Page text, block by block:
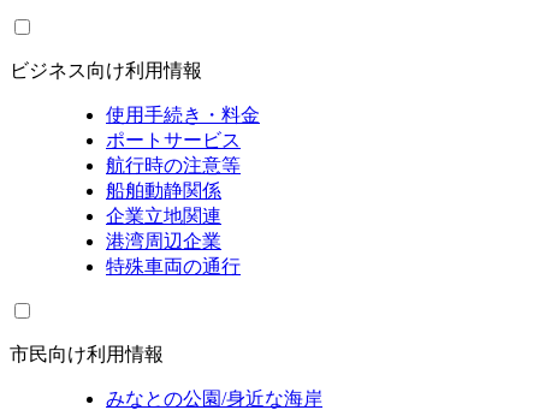
ビジネス向け利用情報
使用手続き・料金
ポートサービス
航行時の注意等
船舶動静関係
企業立地関連
港湾周辺企業
特殊車両の通行
市民向け利用情報
みなとの公園/身近な海岸